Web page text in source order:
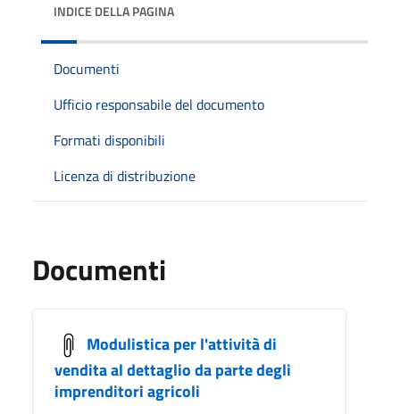
INDICE DELLA PAGINA
Documenti
Ufficio responsabile del documento
Formati disponibili
Licenza di distribuzione
Documenti
Modulistica per l'attività di
vendita al dettaglio da parte degli
imprenditori agricoli